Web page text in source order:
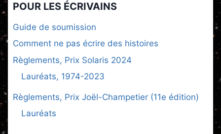
POUR LES ÉCRIVAINS
Guide de soumission
Comment ne pas écrire des histoires
Règlements, Prix Solaris 2024
Lauréats, 1974-2023
Règlements, Prix Joël-Champetier (11e édition)
Lauréats